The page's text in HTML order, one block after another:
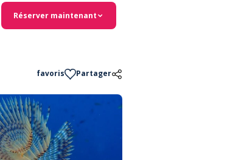
Réserver maintenant
favoris Partager